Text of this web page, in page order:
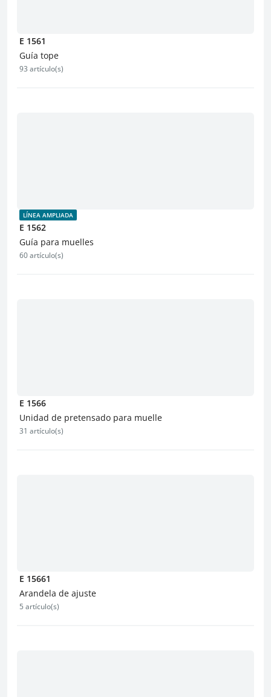
E 1561
Guía tope
93 artículo(s)
LÍNEA AMPLIADA
E 1562
Guía para muelles
60 artículo(s)
E 1566
Unidad de pretensado para muelle
31 artículo(s)
E 15661
Arandela de ajuste
5 artículo(s)